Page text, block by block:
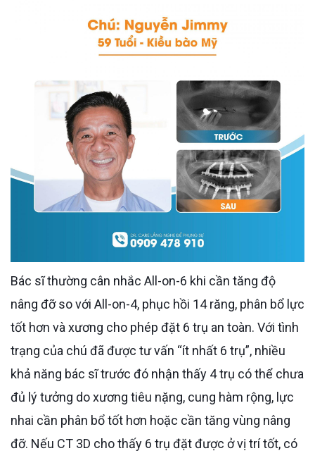
Bác sĩ thường cân nhắc All-on-6 khi cần tăng độ
nâng đỡ so với All-on-4, phục hồi 14 răng, phân bổ lực
tốt hơn và xương cho phép đặt 6 trụ an toàn. Với tình
trạng của chú đã được tư vấn “ít nhất 6 trụ”, nhiều
khả năng bác sĩ trước đó nhận thấy 4 trụ có thể chưa
đủ lý tưởng do xương tiêu nặng, cung hàm rộng, lực
nhai cần phân bổ tốt hơn hoặc cần tăng vùng nâng
đỡ. Nếu CT 3D cho thấy 6 trụ đặt được ở vị trí tốt, có